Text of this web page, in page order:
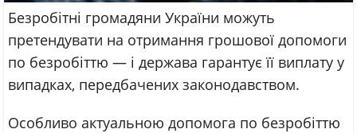
Безробітні громадяни України можуть
претендувати на отримання грошової допомоги
по безробіттю — і держава гарантує її виплату у
випадках, передбачених законодавством.
Особливо актуальною допомога по безробіттю